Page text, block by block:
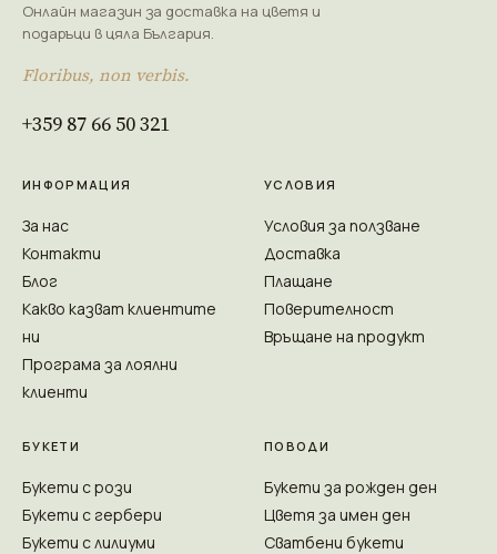
Онлайн магазин за доставка на цветя и
подаръци в цяла България.
Floribus, non verbis.
+359 87 66 50 321
ИНФОРМАЦИЯ
За нас
Контакти
Блог
Какво казват клиентите
ни
Програма за лоялни
клиенти
УСЛОВИЯ
Условия за ползване
Доставка
Плащане
Поверителност
Връщане на продукт
БУКЕТИ
Букети с рози
Букети с гербери
Букети с лилиуми
ПОВОДИ
Букети за рожден ден
Цветя за имен ден
Сватбени букети